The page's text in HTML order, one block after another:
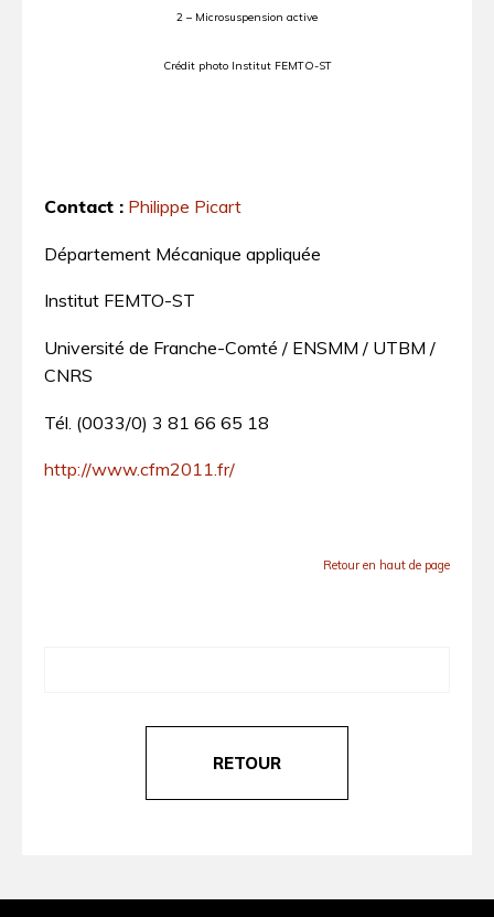
2 – Microsuspension active
Crédit photo Institut FEMTO-ST
Contact : Philippe Picart
Département Mécanique appliquée
Institut FEMTO-ST
Université de Franche-Comté / ENSMM / UTBM /
CNRS
Tél. (0033/0) 3 81 66 65 18
http://www.cfm2011.fr/
Retour en haut de page
RETOUR